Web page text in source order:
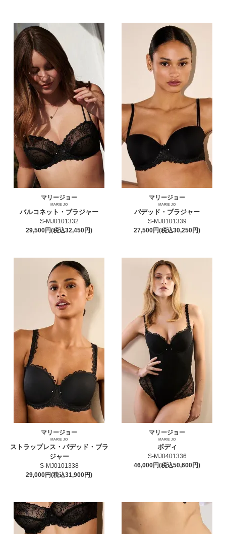
マリージョー
MARIE JO
バルコネット・ブラジャー
S-MJ0101332
29,500円(税込32,450円)
マリージョー
MARIE JO
パデッド・ブラジャー
S-MJ0101339
27,500円(税込30,250円)
マリージョー
MARIE JO
ストラップレス・パデッド・ブラ
ジャー
S-MJ0101338
29,000円(税込31,900円)
マリージョー
MARIE JO
ボディ
S-MJ0401336
46,000円(税込50,600円)